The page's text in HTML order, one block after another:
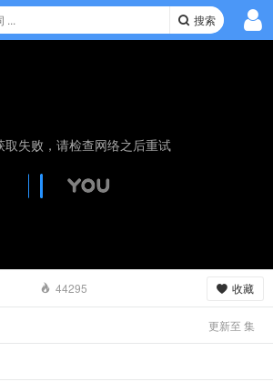
搜索
取失败，请检查网络之后重试
44295 收藏
更新至 集